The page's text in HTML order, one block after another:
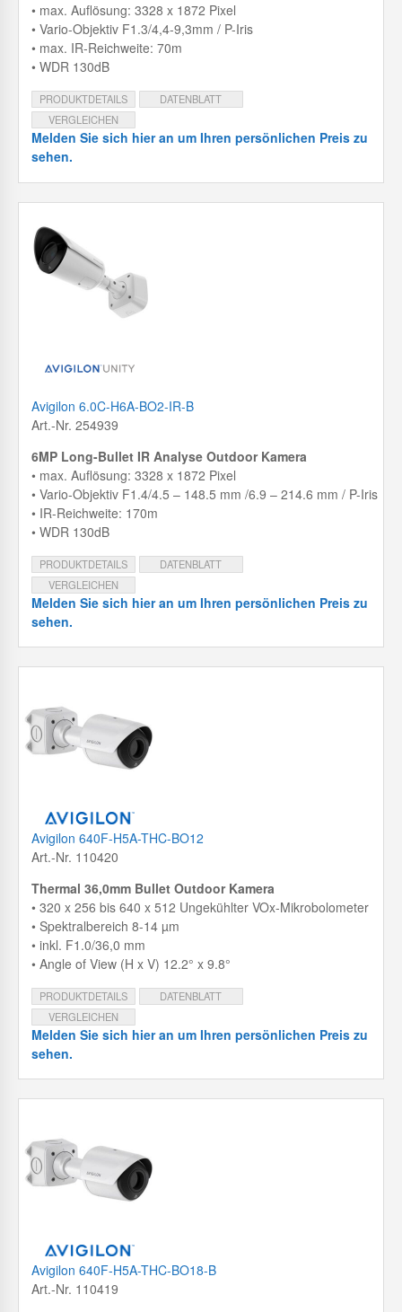
• max. Auflösung: 3328 x 1872 Pixel
• Vario-Objektiv F1.3/4,4-9,3mm / P-Iris
• max. IR-Reichweite: 70m
• WDR 130dB
PRODUKTDETAILS
DATENBLATT
VERGLEICHEN
Melden Sie sich hier an um Ihren persönlichen Preis zu
sehen.
Avigilon 6.0C-H6A-BO2-IR-B
Art.-Nr. 254939
6MP Long-Bullet IR Analyse Outdoor Kamera
• max. Auflösung: 3328 x 1872 Pixel
• Vario-Objektiv F1.4/4.5 – 148.5 mm /6.9 – 214.6 mm / P-Iris
• IR-Reichweite: 170m
• WDR 130dB
PRODUKTDETAILS
DATENBLATT
VERGLEICHEN
Melden Sie sich hier an um Ihren persönlichen Preis zu
sehen.
Avigilon 640F-H5A-THC-BO12
Art.-Nr. 110420
Thermal 36,0mm Bullet Outdoor Kamera
• 320 x 256 bis 640 x 512 Ungekühlter VOx-Mikrobolometer
• Spektralbereich 8-14 µm
• inkl. F1.0/36,0 mm
• Angle of View (H x V) 12.2° x 9.8°
PRODUKTDETAILS
DATENBLATT
VERGLEICHEN
Melden Sie sich hier an um Ihren persönlichen Preis zu
sehen.
Avigilon 640F-H5A-THC-BO18-B
Art.-Nr. 110419